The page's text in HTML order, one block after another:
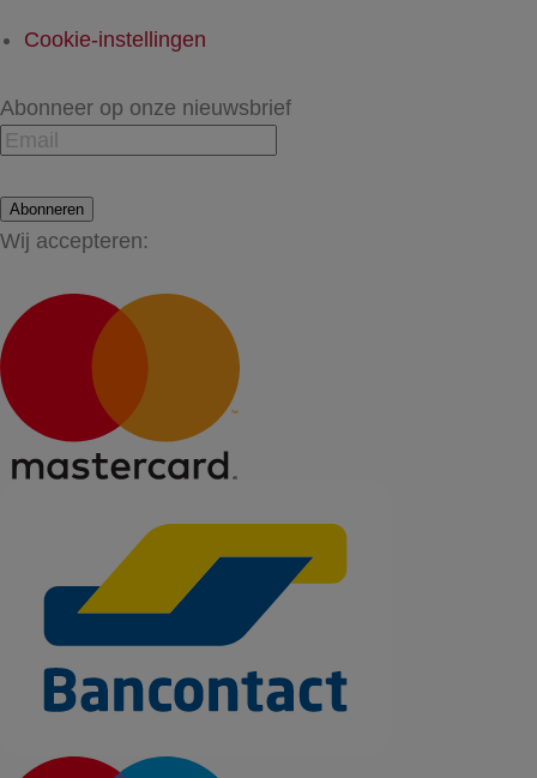
Cookie-instellingen
Abonneer op onze nieuwsbrief
Abonneren
Wij accepteren: